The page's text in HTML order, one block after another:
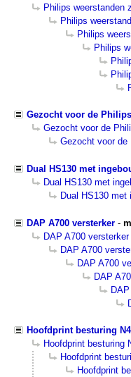
Philips weerstanden
Philips
Philips
Philips
Gezocht voor de
Gezocht voor de
Gezocht voor de
Dual HS130 met
Dual HS130 met
Dual HS130 met
DAP A700 versterker -
DAP A700 versterker
DAP A700
DAP A700
DAP
Hoofdprint besturing
Hoofdprint besturing
Hoofdprint
Hoofdprint